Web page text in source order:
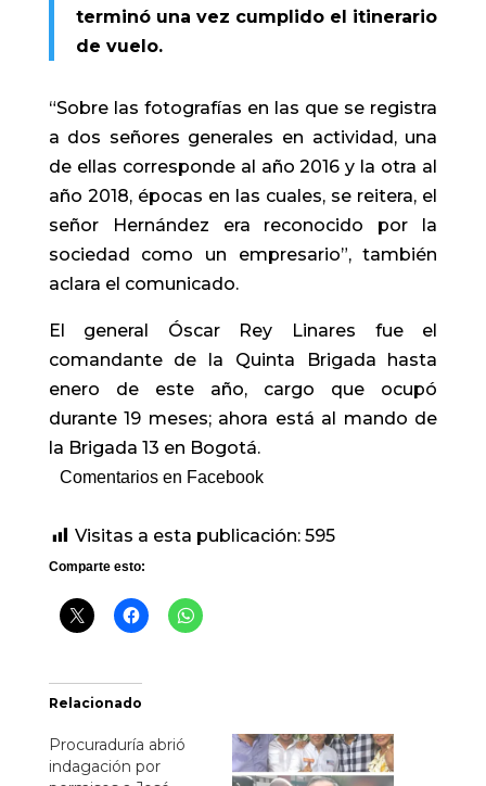
terminó una vez cumplido el itinerario
de vuelo.
“Sobre las fotografías en las que se registra
a dos señores generales en actividad, una
de ellas corresponde al año 2016 y la otra al
año 2018, épocas en las cuales, se reitera, el
señor Hernández era reconocido por la
sociedad como un empresario”, también
aclara el comunicado.
El general Óscar Rey Linares fue el
comandante de la Quinta Brigada hasta
enero de este año, cargo que ocupó
durante 19 meses; ahora está al mando de
la Brigada 13 en Bogotá.
Comentarios en Facebook
Visitas a esta publicación: 595
Comparte esto:
Relacionado
Procuraduría abrió
indagación por